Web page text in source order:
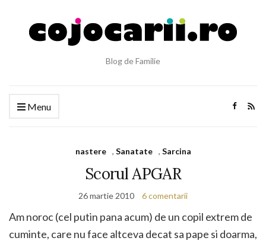
Blog de Familie
Menu
nastere , Sanatate , Sarcina
Scorul APGAR
26 martie 2010 6 comentarii
Am noroc (cel putin pana acum) de un copil extrem de
cuminte, care nu face altceva decat sa pape si doarma,